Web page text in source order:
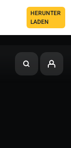
HERUNTER
LADEN